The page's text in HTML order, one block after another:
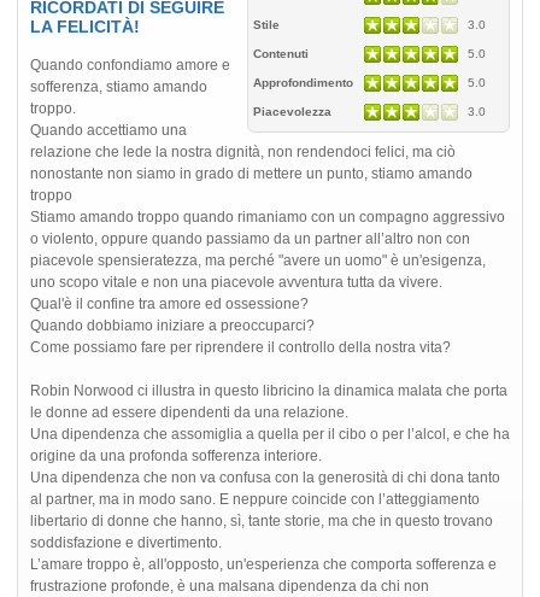
Stile 3.0
Contenuti 5.0
Approfondimento 5.0
Piacevolezza 3.0
RICORDATI DI SEGUIRE
LA FELICITÀ!
Quando confondiamo amore e
sofferenza, stiamo amando
troppo.
Quando accettiamo una
relazione che lede la nostra dignità, non rendendoci felici, ma ciò
nonostante non siamo in grado di mettere un punto, stiamo amando
troppo
Stiamo amando troppo quando rimaniamo con un compagno aggressivo
o violento, oppure quando passiamo da un partner all’altro non con
piacevole spensieratezza, ma perché "avere un uomo" è un'esigenza,
uno scopo vitale e non una piacevole avventura tutta da vivere.
Qual'è il confine tra amore ed ossessione?
Quando dobbiamo iniziare a preoccuparci?
Come possiamo fare per riprendere il controllo della nostra vita?
Robin Norwood ci illustra in questo libricino la dinamica malata che porta
le donne ad essere dipendenti da una relazione.
Una dipendenza che assomiglia a quella per il cibo o per l’alcol, e che ha
origine da una profonda sofferenza interiore.
Una dipendenza che non va confusa con la generosità di chi dona tanto
al partner, ma in modo sano. E neppure coincide con l’atteggiamento
libertario di donne che hanno, sì, tante storie, ma che in questo trovano
soddisfazione e divertimento.
L’amare troppo è, all'opposto, un'esperienza che comporta sofferenza e
frustrazione profonde, è una malsana dipendenza da chi non